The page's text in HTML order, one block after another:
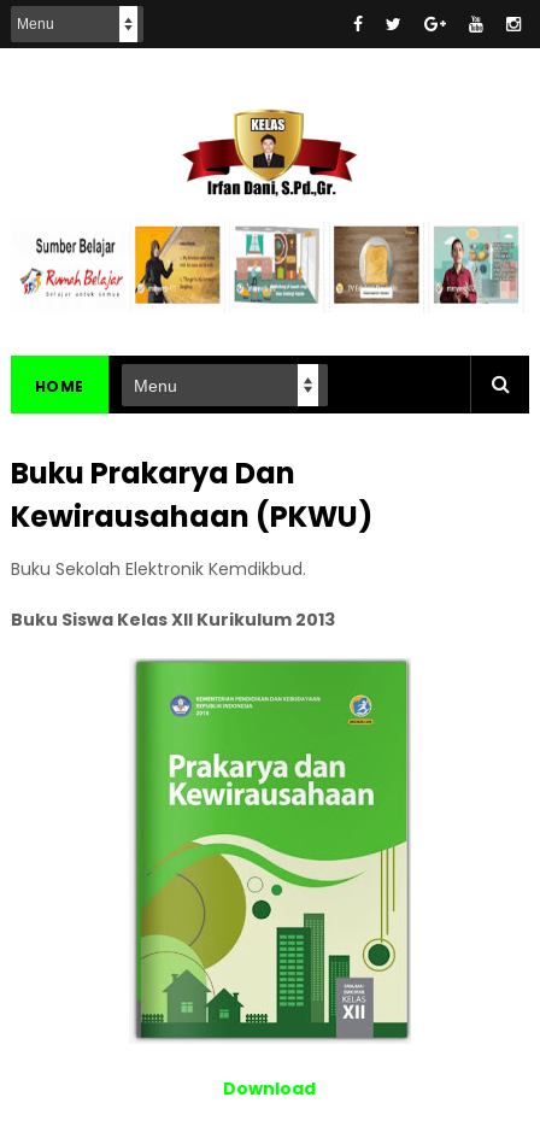
HOME
Buku Prakarya Dan
Kewirausahaan (PKWU)
Buku Sekolah Elektronik Kemdikbud.
Buku Siswa Kelas XII Kurikulum 2013
Download